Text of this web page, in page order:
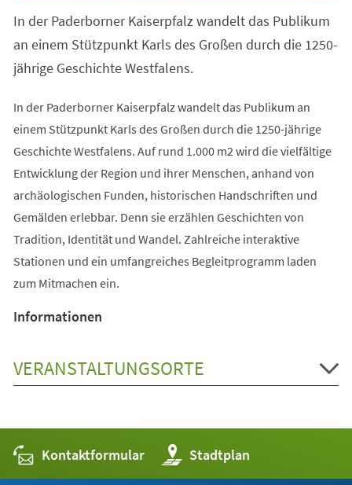
neuen
Tab)
In der Paderborner Kaiserpfalz wandelt das Publikum
an einem Stützpunkt Karls des Großen durch die 1250-
jährige Geschichte Westfalens.
In der Paderborner Kaiserpfalz wandelt das Publikum an
einem Stützpunkt Karls des Großen durch die 1250-jährige
Geschichte Westfalens. Auf rund 1.000 m2 wird die vielfältige
Entwicklung der Region und ihrer Menschen, anhand von
archäologischen Funden, historischen Handschriften und
Gemälden erlebbar. Denn sie erzählen Geschichten von
Tradition, Identität und Wandel. Zahlreiche interaktive
Stationen und ein umfangreiches Begleitprogramm laden
zum Mitmachen ein.
Informationen
VERANSTALTUNGSORTE
Kontaktformular Stadtplan
(Öffnet
in